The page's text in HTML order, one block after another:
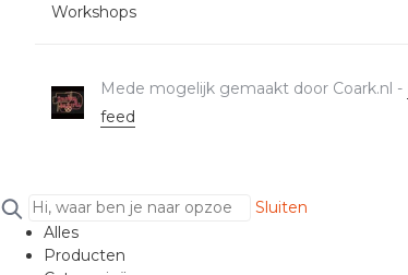
Workshops
Mede mogelijk gemaakt door Coark.nl -
feed
Sluiten
Alles
Producten